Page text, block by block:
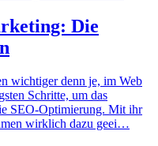
Die
wichtiger denn je, im Web
Schritte, um das
SEO-Optimierung. Mit ihr
wirklich dazu geei…